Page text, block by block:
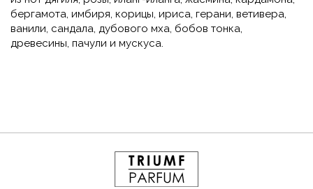
бергамота, имбиря, корицы, ириса, герани, ветивера,
ванили, сандала, дубового мха, бобов тонка,
древесины, пачули и мускуса.